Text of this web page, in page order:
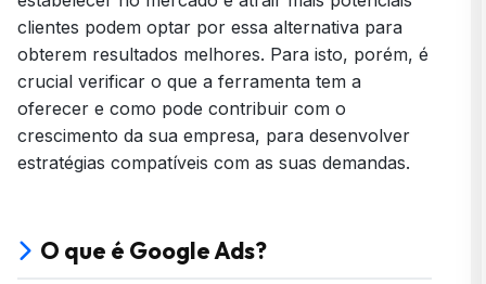
clientes podem optar por essa alternativa para
obterem resultados melhores. Para isto, porém, é
crucial verificar o que a ferramenta tem a
oferecer e como pode contribuir com o
crescimento da sua empresa, para desenvolver
estratégias compatíveis com as suas demandas.
O que é Google Ads?